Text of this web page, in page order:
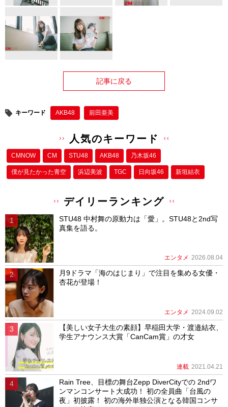
記事に戻る
キーワード AKB48 前田亜美
人気のキーワード
CMNOW CM STU48 AKB48 乃木坂46
僕が⾒たかった⻘空 浜辺美波 TGC 日向坂46 新垣結衣
デイリーランキング
STU48 中村舞の原動力は「愛」。STU48と2nd写
真集を語る。
エンタメ 2026.08.04
月9ドラマ「海のはじまり」で注目を集める女優・
杏花が登場！
エンタメ 2024.09.02
【美しい女子大生の素顔】早稲田大学・渡邉結衣、
学生アナウンス大賞「CanCam賞」の才女
連載 2021.04.21
Rain Tree、目標の舞台Zepp DiverCityでの 2ndワ
ンマンコンサート大成功！ 初の全員曲「台風の
夜」初披露！ 初の海外単独公演となる韓国コンサ